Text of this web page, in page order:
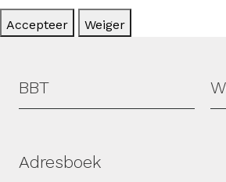
Accepteer Weiger
Hoofdmenu
BBT
Adresboek